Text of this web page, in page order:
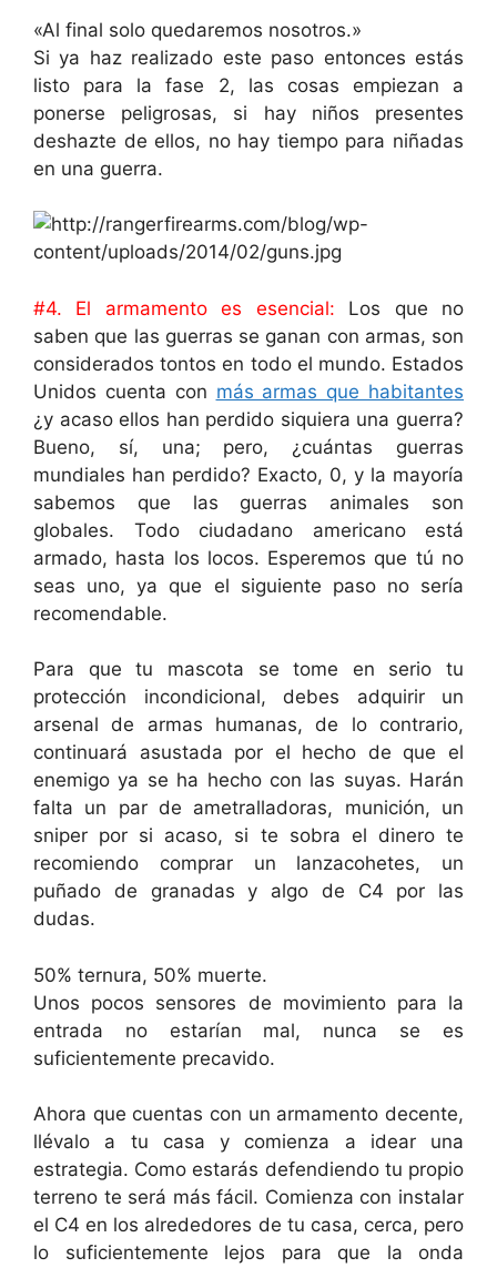
«Al final solo quedaremos nosotros.»
Si ya haz realizado este paso entonces estás
listo para la fase 2, las cosas empiezan a
ponerse peligrosas, si hay niños presentes
deshazte de ellos, no hay tiempo para niñadas
en una guerra.
#4. El armamento es esencial: Los que no
saben que las guerras se ganan con armas, son
considerados tontos en todo el mundo. Estados
Unidos cuenta con más armas que habitantes
¿y acaso ellos han perdido siquiera una guerra?
Bueno, sí, una; pero, ¿cuántas guerras
mundiales han perdido? Exacto, 0, y la mayoría
sabemos que las guerras animales son
globales. Todo ciudadano americano está
armado, hasta los locos. Esperemos que tú no
seas uno, ya que el siguiente paso no sería
recomendable.
Para que tu mascota se tome en serio tu
protección incondicional, debes adquirir un
arsenal de armas humanas, de lo contrario,
continuará asustada por el hecho de que el
enemigo ya se ha hecho con las suyas. Harán
falta un par de ametralladoras, munición, un
sniper por si acaso, si te sobra el dinero te
recomiendo comprar un lanzacohetes, un
puñado de granadas y algo de C4 por las
dudas.
50% ternura, 50% muerte.
Unos pocos sensores de movimiento para la
entrada no estarían mal, nunca se es
suficientemente precavido.
Ahora que cuentas con un armamento decente,
llévalo a tu casa y comienza a idear una
estrategia. Como estarás defendiendo tu propio
terreno te será más fácil. Comienza con instalar
el C4 en los alrededores de tu casa, cerca, pero
lo suficientemente lejos para que la onda